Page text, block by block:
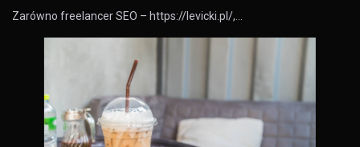
Zarówno freelancer SEO – https://levicki.pl/,…